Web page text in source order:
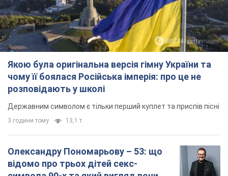
Якою була оригінальна версія гімну України та
чому її боялася Російська імперія: про це не
розповідають у школі
Державним символом є тільки перший куплет та приспів пісні
3 години тому 13,1 т.
Олександру Пономарьову – 53: що
відомо про трьох дітей секс-